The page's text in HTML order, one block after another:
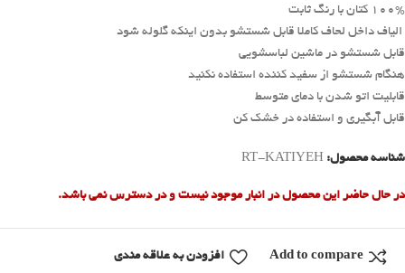
100% کتان با رنگ ثابت
الیاف داخل لحاف کاملا قابل شستشو بدون اینکه گلوله شود
قابل شستشو در ماشین لباسشویی
هنگام شستشو از سفید کننده استفاده نکنید
قابلیت اتو شدن با دمای متوسط
قابل آبگیری و استفاده در خشک کن
شناسه محصول: RT-KATIYEH
در حال حاضر این محصول در انبار موجود نیست و در دسترس نمی باشد.
Add to compare افزودن به علاقه مندی